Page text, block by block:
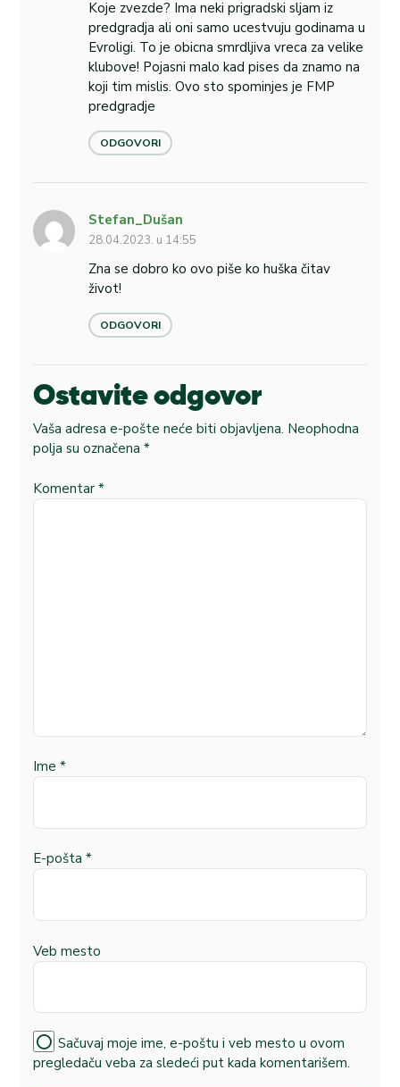
Koje zvezde? Ima neki prigradski sljam iz
predgradja ali oni samo ucestvuju godinama u
Evroligi. To je obicna smrdljiva vreca za velike
klubove! Pojasni malo kad pises da znamo na
koji tim mislis. Ovo sto spominjes je FMP
predgradje
ODGOVORI
Stefan_Dušan
28.04.2023. u 14:55
Zna se dobro ko ovo piše ko huška čitav
život!
ODGOVORI
Ostavite odgovor
Vaša adresa e-pošte neće biti objavljena. Neophodna
polja su označena *
Komentar *
Ime *
E-pošta *
Veb mesto
Sačuvaj moje ime, e-poštu i veb mesto u ovom
pregledaču veba za sledeći put kada komentarišem.